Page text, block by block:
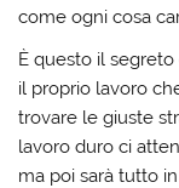
come ogni cosa
È questo il segreto
il proprio lavoro
trovare le giuste
lavoro duro ci
ma poi sarà tutto